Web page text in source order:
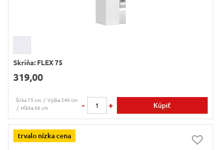
Skriňa: FLEX 75
319,00
Šírka 75 cm
Výška 240 cm
Hĺbka 66 cm
- + Kúpiť
trvalo nízka cena